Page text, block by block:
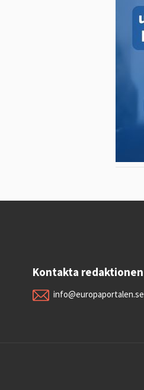
Kontakta redaktionen
info@europaportalen.se